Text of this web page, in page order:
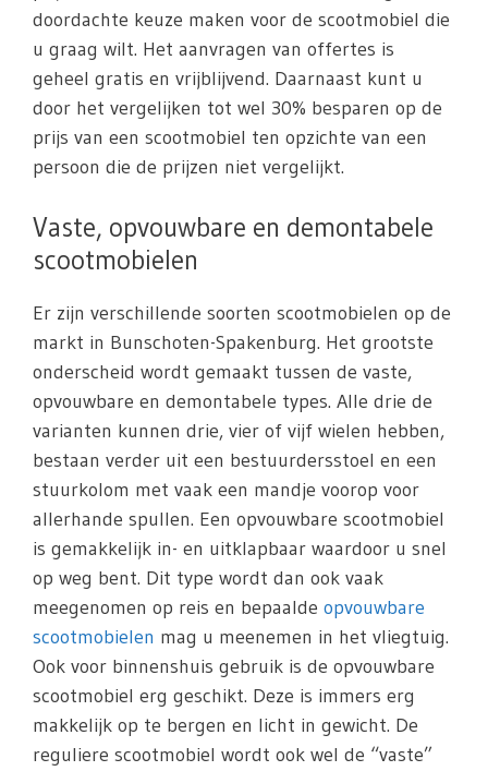
doordachte keuze maken voor de scootmobiel die
u graag wilt. Het aanvragen van offertes is
geheel gratis en vrijblijvend. Daarnaast kunt u
door het vergelijken tot wel 30% besparen op de
prijs van een scootmobiel ten opzichte van een
persoon die de prijzen niet vergelijkt.
Vaste, opvouwbare en demontabele
scootmobielen
Er zijn verschillende soorten scootmobielen op de
markt in Bunschoten-Spakenburg. Het grootste
onderscheid wordt gemaakt tussen de vaste,
opvouwbare en demontabele types. Alle drie de
varianten kunnen drie, vier of vijf wielen hebben,
bestaan verder uit een bestuurdersstoel en een
stuurkolom met vaak een mandje voorop voor
allerhande spullen. Een opvouwbare scootmobiel
is gemakkelijk in- en uitklapbaar waardoor u snel
op weg bent. Dit type wordt dan ook vaak
meegenomen op reis en bepaalde opvouwbare
scootmobielen mag u meenemen in het vliegtuig.
Ook voor binnenshuis gebruik is de opvouwbare
scootmobiel erg geschikt. Deze is immers erg
makkelijk op te bergen en licht in gewicht. De
reguliere scootmobiel wordt ook wel de “vaste”